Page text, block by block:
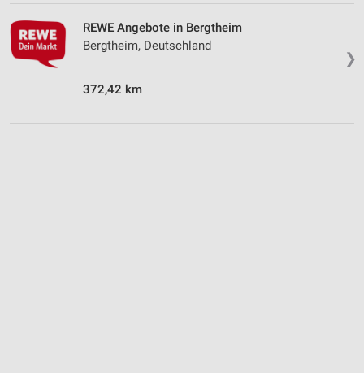
❯
REWE Angebote in Bergtheim
Bergtheim, Deutschland
372,42 km